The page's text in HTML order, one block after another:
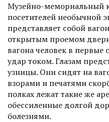
Музейно-мемориальный
посетителей необычной
представляет собой
открытым проемом
вагона человек в
удар током. Глазам
узницы. Они сидят на
взорами и печатями
полках лежат такие же
обессиленные долгой
болезнями.